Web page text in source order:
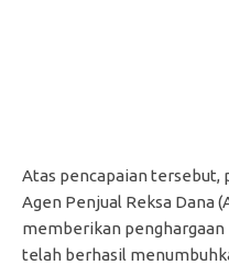
Atas pencapaian tersebut,
Agen Penjual Reksa Dana
memberikan penghargaan
telah berhasil